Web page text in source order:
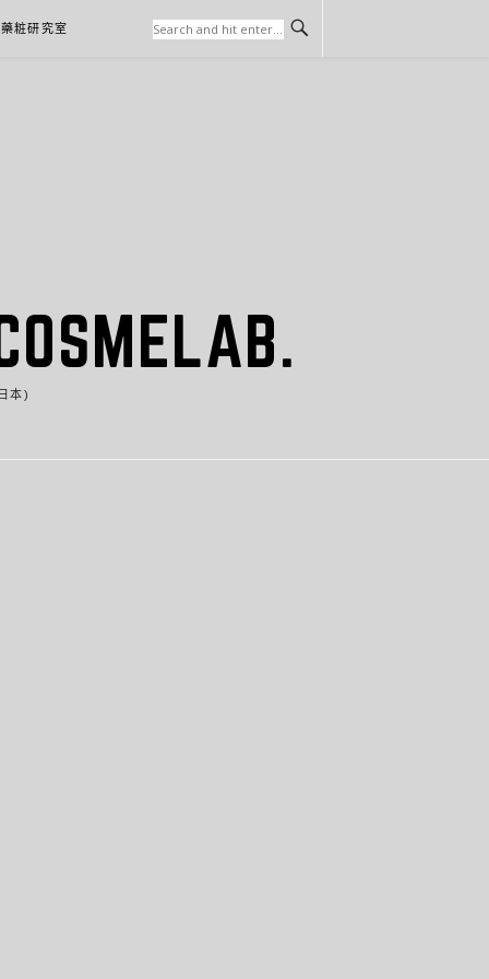
粧研究室
本)